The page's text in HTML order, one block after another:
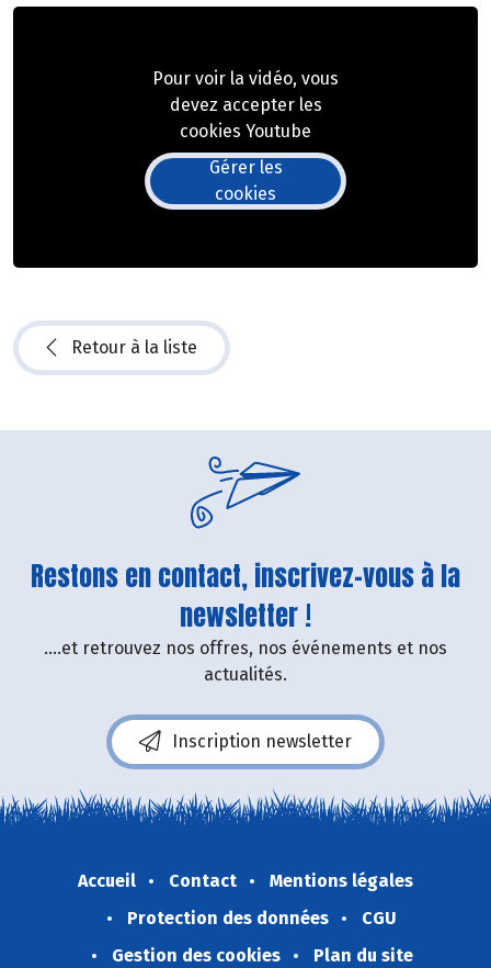
Pour voir la vidéo, vous
devez accepter les
cookies Youtube
Gérer les
cookies
Retour à la liste
Restons en contact, inscrivez-vous à la
newsletter !
....et retrouvez nos offres, nos événements et nos
actualités.
Inscription newsletter
Accueil Contact
Mentions légales
Protection des données
CGU
Gestion des cookies
Plan du site